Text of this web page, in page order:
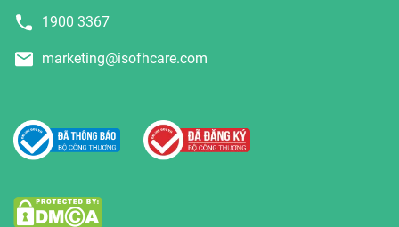
1900 3367
marketing@isofhcare.com